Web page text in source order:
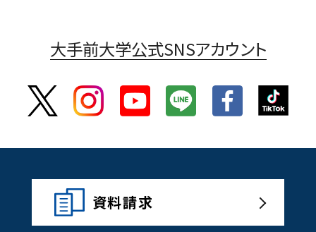
大手前大学公式SNSアカウント
資料請求